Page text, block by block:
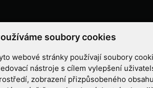
soubory cookies
webové stránky používají soubory
nástroje s cílem vylepšení
zobrazení přizpůsobeného